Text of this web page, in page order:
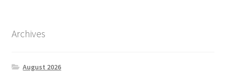
Archives
August 2026